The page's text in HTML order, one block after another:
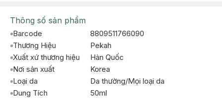
Thông số sản phẩm
Barcode
8809511766090
Thương Hiệu
Pekah
Xuất xứ thương hiệu
Hàn Quốc
Nơi sản xuất
Korea
Loại da
Da thường/Mọi loại da
Dung Tích
50ml